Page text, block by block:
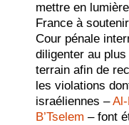
mettre en
France à
Cour pénale
diligenter au
terrain afin de
les violations
israéliennes –
B’Tselem – font